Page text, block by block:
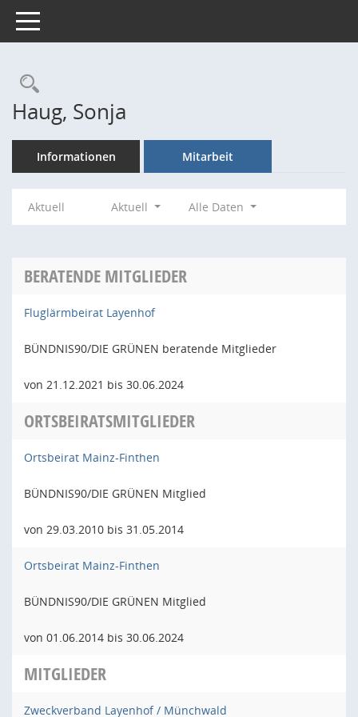
Toggle navigation
Rechercheauswahl
Haug, Sonja
Informationen Mitarbeit
Aktuell Aktuell Alle Daten
BERATENDE MITGLIEDER
Fluglärmbeirat Layenhof
BÜNDNIS90/DIE GRÜNEN beratende Mitglieder
von 21.12.2021 bis 30.06.2024
ORTSBEIRATSMITGLIEDER
Ortsbeirat Mainz-Finthen
BÜNDNIS90/DIE GRÜNEN Mitglied
von 29.03.2010 bis 31.05.2014
Ortsbeirat Mainz-Finthen
BÜNDNIS90/DIE GRÜNEN Mitglied
von 01.06.2014 bis 30.06.2024
MITGLIEDER
Zweckverband Layenhof / Münchwald